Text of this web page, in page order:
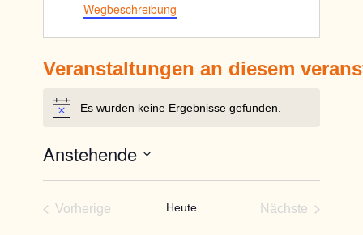
Wegbeschreibung
Veranstaltungen an diesem
HinweisEs wurden keine Ergebnisse gefunden.
Anstehende
Vorherige
Heute
Nächste